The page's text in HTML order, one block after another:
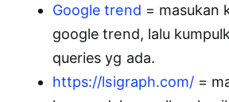
Google trend = masukan
google trend, lalu
queries yg ada.
https://lsigraph.com/ =